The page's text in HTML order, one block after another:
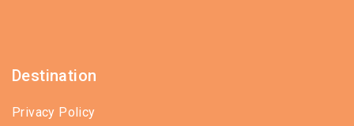
Destination
Privacy Policy